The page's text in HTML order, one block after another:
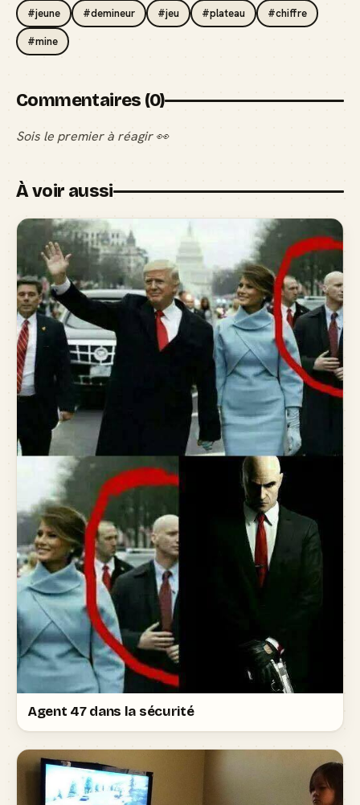
#jeune #demineur #jeu #plateau #chiffre
#mine
Commentaires (0)
Sois le premier à réagir 👀
À voir aussi
Agent 47 dans la sécurité